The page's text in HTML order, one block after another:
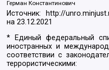
Герман Константинович
Источник: http://
на23.12.2021
* Единый федеральный
иностранных и
соответствии с
террористическими: